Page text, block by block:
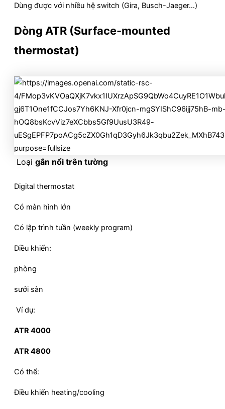
Dùng được với nhiều hệ switch (Gira, Busch-Jaeger…)
Dòng ATR (Surface-mounted
thermostat)
Loại gắn nổi trên tường
Digital thermostat
Có màn hình lớn
Có lập trình tuần (weekly program)
Điều khiển:
phòng
sưởi sàn
Ví dụ:
ATR 4000
ATR 4800
Có thể:
Điều khiển heating/cooling